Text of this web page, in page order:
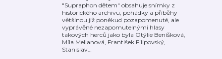
"Supraphon dětem" obsahuje snímky z
historického archivu, pohádky a příběhy
většinou již poněkud pozapomenuté, ale
vyprávěné nezapomutelnými hlasy
takových herců jako byla Otýlie Beníšková,
Míla Mellanová, František Filipovský,
Stanislav…